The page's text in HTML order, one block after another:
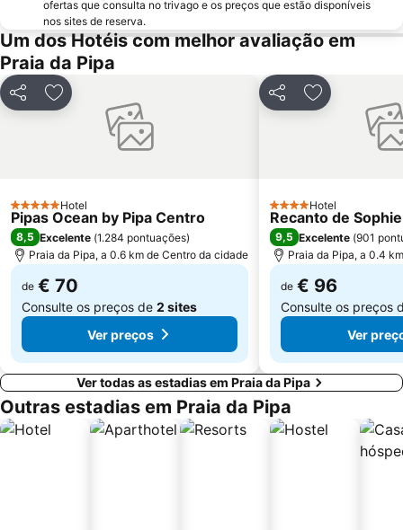
ofertas que consulta no trivago e os preços que estão disponíveis
nos sites de reserva.
Um dos Hotéis com melhor avaliação em
Praia da Pipa
PartilharAdicionar aos favoritos
5 EstrelasHotel
Pipas Ocean by Pipa Centro
8,5 Excelente (1.284 pontuações)
Praia da Pipa, a 0.6 km de Centro da cidade
de € 70
Consulte os preços de 2 sites
Ver preços
PartilharAdicionar
4 Estrelas
Hotel
Recanto de Sophie
9,5 Excelente (901
Praia da Pipa, a 0.4
de € 96
Consulte os preços
Ver
Ver todas as estadias em Praia da Pipa
Outras estadias em Praia da Pipa